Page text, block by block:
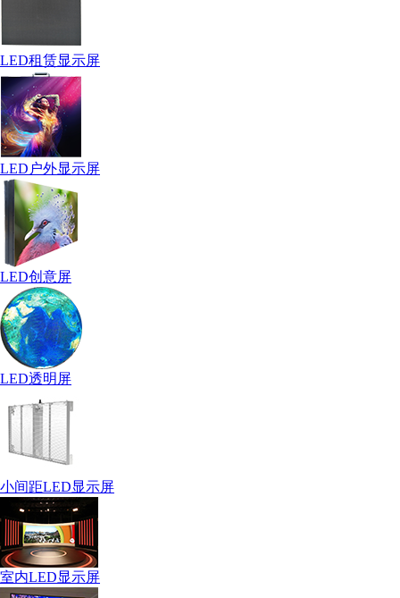
LED租赁显示屏
LED户外显示屏
LED创意屏
LED透明屏
小间距LED显示屏
室内LED显示屏